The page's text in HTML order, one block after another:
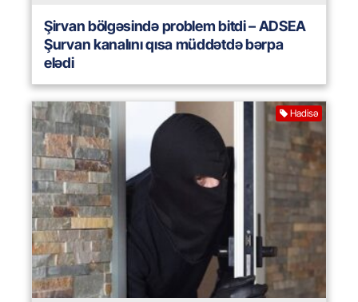
Şirvan bölgəsində problem bitdi – ADSEA
Şurvan kanalını qısa müddətdə bərpa
elədi
Hadisə